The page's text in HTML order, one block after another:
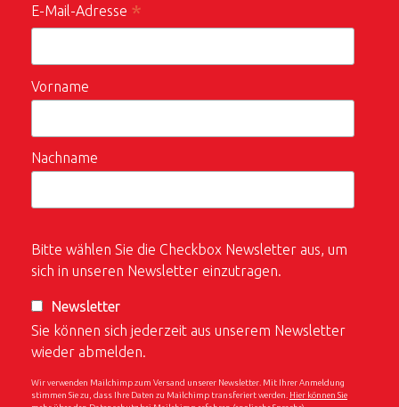
E-Mail-Adresse *
Vorname
Nachname
Bitte wählen Sie die Checkbox Newsletter aus, um
sich in unseren Newsletter einzutragen.
Newsletter
Sie können sich jederzeit aus unserem Newsletter
wieder abmelden.
Wir verwenden Mailchimp zum Versand unserer Newsletter. Mit Ihrer Anmeldung
stimmen Sie zu, dass Ihre Daten zu Mailchimp transferiert werden. Hier können Sie